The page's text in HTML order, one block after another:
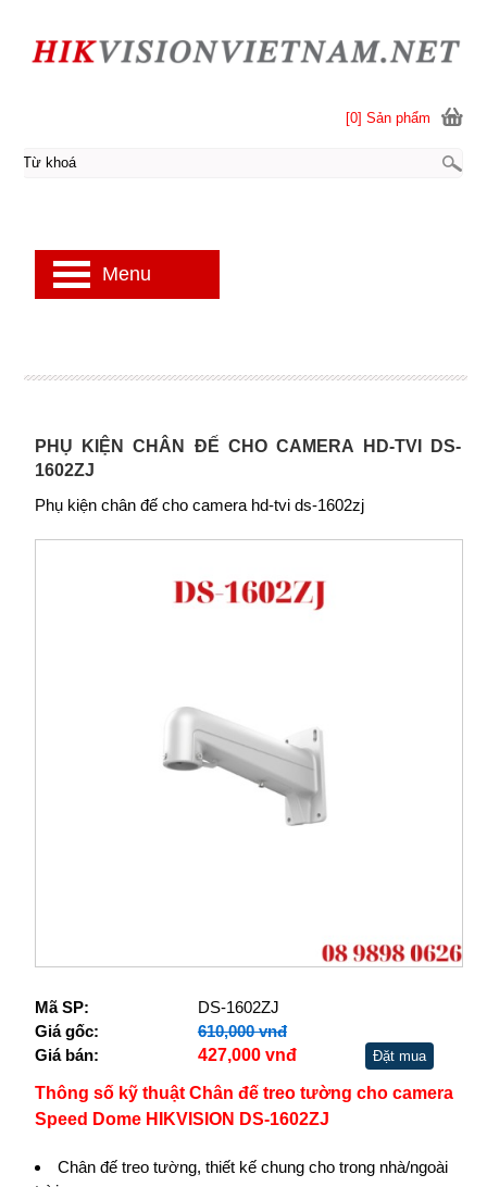
PHỤ KIỆN CHÂN ĐẾ CHO CAMERA HD-TVI DS-
1602ZJ
Phụ kiện chân đế cho camera hd-tvi ds-1602zj
Mã SP:
DS-1602ZJ
Giá gốc:
610,000 vnđ
Giá bán:
427,000 vnđ Đặt mua
Thông số kỹ thuật Chân đế treo tường cho camera
Speed Dome HIKVISION DS-1602ZJ
Chân đế treo tường, thiết kế chung cho trong nhà/ngoài
[0] Sản phẩm
Menu